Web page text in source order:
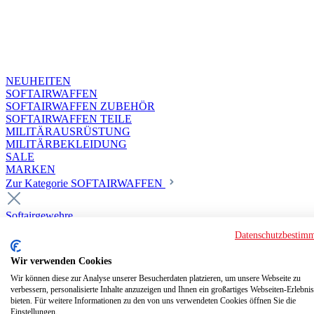
NEUHEITEN
SOFTAIRWAFFEN
SOFTAIRWAFFEN ZUBEHÖR
SOFTAIRWAFFEN TEILE
MILITÄRAUSRÜSTUNG
MILITÄRBEKLEIDUNG
SALE
MARKEN
Zur Kategorie SOFTAIRWAFFEN
Softairgewehre
Deluxe Custom Guns ab 18
Softair elektrisch ab 18
Softair elektrisch ab 14
Softair gasbetrieben ab 18
Softair HPA Luftdruck ab 18
Historische Softairwaffen
Wir verwenden Cookies
Wir können diese zur Analyse unserer Besucherdaten platzieren, um unsere Webseite zu
verbessern, personalisierte Inhalte anzuzeigen und Ihnen ein großartiges Webseiten-
bieten. Für weitere Informationen zu den von uns verwendeten Cookies öffnen Sie die
Einstellungen.